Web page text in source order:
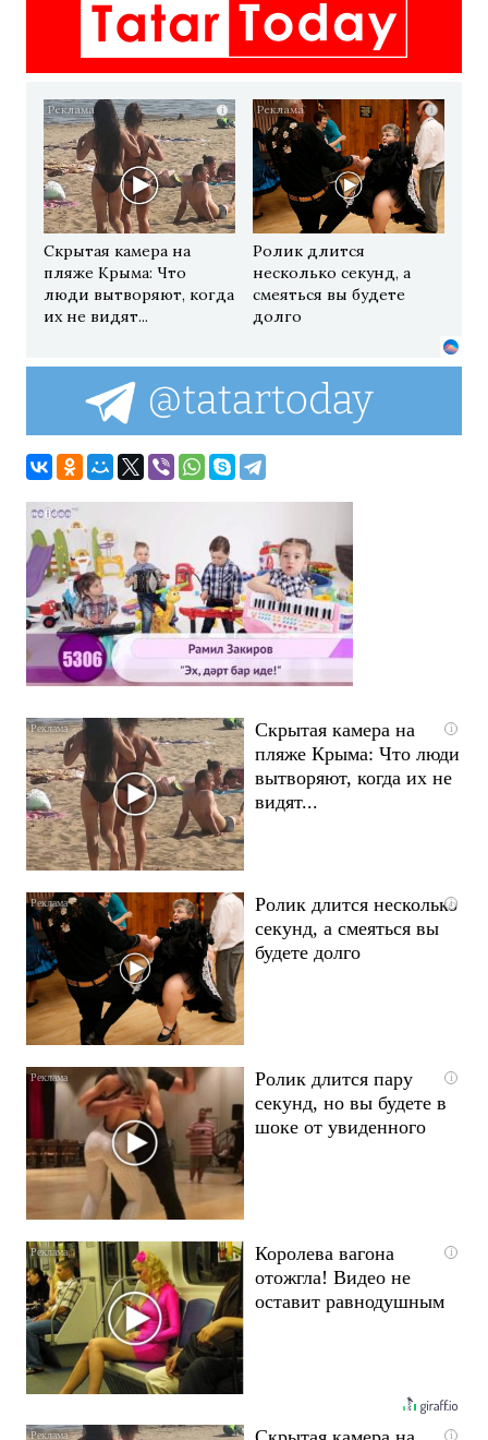
i
Скрытая камера на
пляже Крыма: Что
люди вытворяют, когда
их не видят...
i
Ролик длится
несколько секунд, а
смеяться вы будете
долго
i
Скрытая камера на
пляже Крыма: Что люди
вытворяют, когда их не
видят...
i
Ролик длится несколько
секунд, а смеяться вы
будете долго
i
Ролик длится пару
секунд, но вы будете в
шоке от увиденного
i
Королева вагона
отожгла! Видео не
оставит равнодушным
i